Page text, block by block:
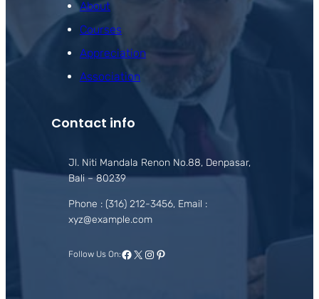
About
Courses
Appreciation
Association
Contact info
Jl. Niti Mandala Renon No.88, Denpasar,
Bali – 80239
Phone : (316) 212-3456, Email :
xyz@example.com
Follow Us On:Facebook
X Instagram
Pinterest